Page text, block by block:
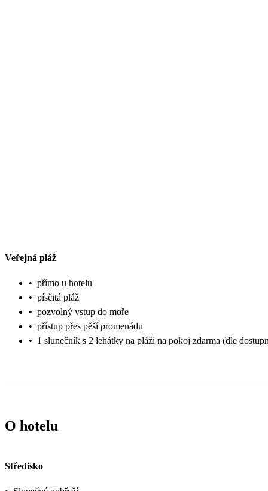
Veřejná pláž
• přímo u hotelu
• písčitá pláž
• pozvolný vstup do moře
• přístup přes pěší promenádu
• 1 slunečník s 2 lehátky na pláži na pokoj zdarma (dle
O hotelu
Středisko